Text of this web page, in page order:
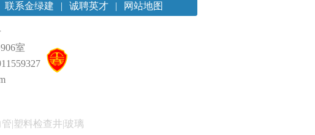
联系金绿建 | 诚聘英才 | 网站地图
室
|塑料检查井|玻璃